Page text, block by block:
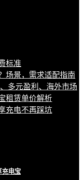
标准
场景，需求适配指南
多元盈利、海外市场
租赁单价解析
充电不再踩坑
充电宝